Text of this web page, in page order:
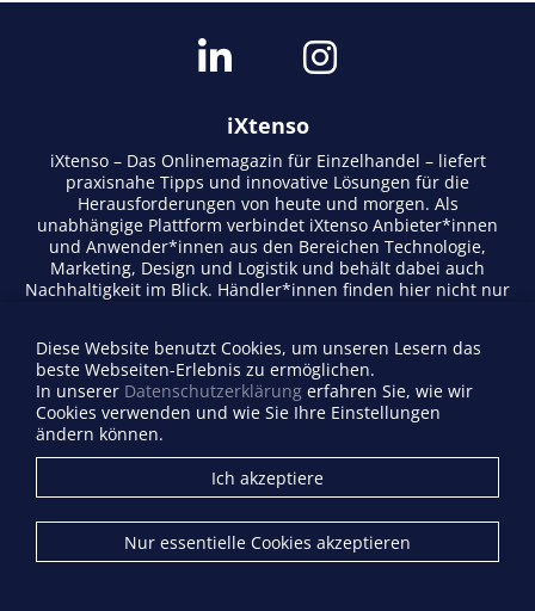
iXtenso
iXtenso – Das Onlinemagazin für Einzelhandel – liefert
praxisnahe Tipps und innovative Lösungen für die
Herausforderungen von heute und morgen. Als
unabhängige Plattform verbindet iXtenso Anbieter*innen
und Anwender*innen aus den Bereichen Technologie,
Marketing, Design und Logistik und behält dabei auch
Nachhaltigkeit im Blick. Händler*innen finden hier nicht nur
lebendigen Schreibstil und relevantem Content fördert das
Magazin den Austausch innerhalb der Retail-Community.
Ob digitale Trends oder praktische Alltagstipps – iXtenso
macht Wissen für den Handel zugänglich.
Firma eintragen
Mediadaten
Kontakt
Diese Website benutzt Cookies, um unseren Lesern das
beste Webseiten-Erlebnis zu ermöglichen.
In unserer Datenschutzerklärung erfahren Sie, wie wir
Cookies verwenden und wie Sie Ihre Einstellungen
ändern können.
Ich akzeptiere
Nur essentielle Cookies akzeptieren